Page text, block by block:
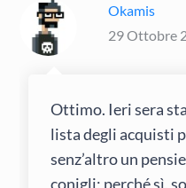
Okamis
29 Ottobre
Ottimo. Ieri sera
lista degli acquisti
senz’altro un
conigli; perché sì,